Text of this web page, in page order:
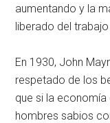
aumentando y la
liberado del
En 1930, John
respetado de los
que si la economía
hombres sabios